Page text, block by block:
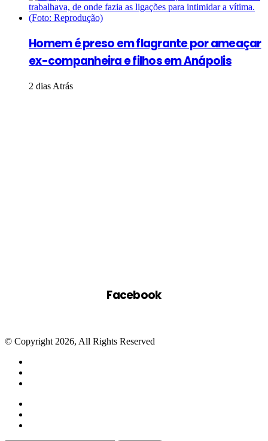
Homem é preso em flagrante por ameaçar
ex-companheira e filhos em Anápolis
2 dias Atrás
Facebook
© Copyright 2026, All Rights Reserved
Facebook
Twitter
WhatsApp
Telegram
Close